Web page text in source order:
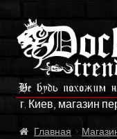
Перейти
к
навигации
Перейти
к
содержимому
г. Киев, магазин
ГЛАВНАЯ
МАГАЗИН
Главная